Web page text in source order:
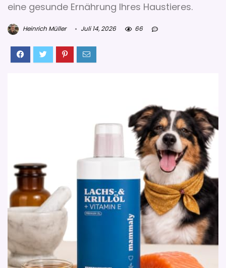
eine gesunde Ernährung Ihres Haustieres.
Heinrich Müller Juli 14, 2026 66